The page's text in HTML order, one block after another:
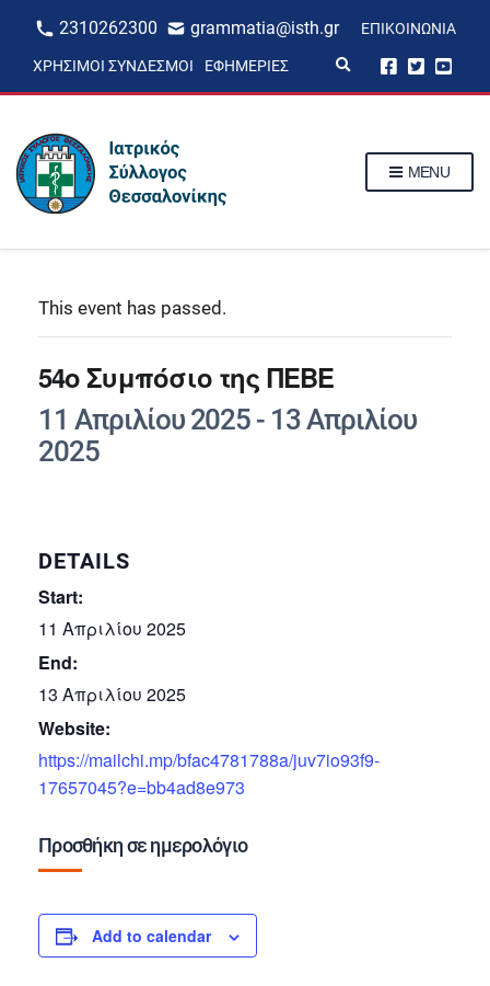
2310262300 grammatia@isth.gr ΕΠΙΚΟΙΝΩΝΊΑ
ΧΡΉΣΙΜΟΙ ΣΎΝΔΕΣΜΟΙ ΕΦΗΜΕΡΊΕΣ
p
MENU
This event has passed.
54ο Συμπόσιο της ΠΕΒΕ
11 Απριλίου 2025 - 13 Απριλίου
2025
DETAILS
Start:
11 Απριλίου 2025
End:
13 Απριλίου 2025
Website:
https://mailchi.mp/bfac4781788a/juv7io93f9-
17657045?e=bb4ad8e973
Προσθήκη σε ημερολόγιο
Add to calendar